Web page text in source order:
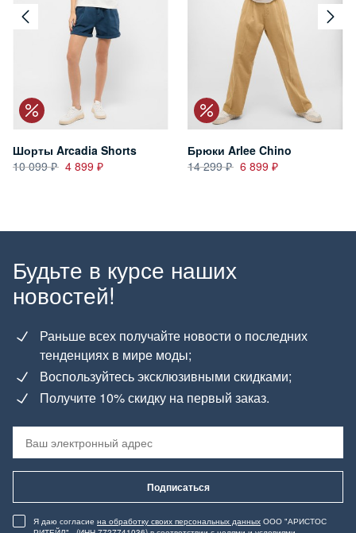
Шорты Arcadia Shorts
10 099
4 899
Брюки Arlee Chino
14 299
6 899
Будьте в курсе наших
новостей!
Раньше всех получайте новости о последних
тенденциях в мире моды;
Воспользуйтесь эксклюзивными скидками;
Получите 10% скидку на первый заказ.
Подписаться
Я даю согласие на обработку своих персональных данных ООО "АРИСТОС